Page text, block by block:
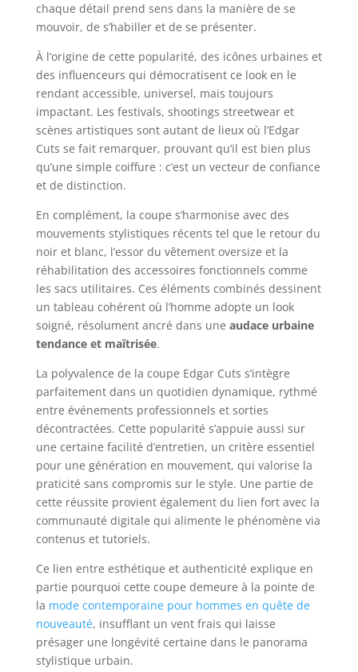
chaque détail prend sens dans la manière de se
mouvoir, de s’habiller et de se présenter.
À l’origine de cette popularité, des icônes urbaines et
des influenceurs qui démocratisent ce look en le
rendant accessible, universel, mais toujours
impactant. Les festivals, shootings streetwear et
scènes artistiques sont autant de lieux où l’Edgar
Cuts se fait remarquer, prouvant qu’il est bien plus
qu’une simple coiffure : c’est un vecteur de confiance
et de distinction.
En complément, la coupe s’harmonise avec des
mouvements stylistiques récents tel que le retour du
noir et blanc, l’essor du vêtement oversize et la
réhabilitation des accessoires fonctionnels comme
les sacs utilitaires. Ces éléments combinés dessinent
un tableau cohérent où l’homme adopte un look
soigné, résolument ancré dans une audace urbaine
tendance et maîtrisée.
La polyvalence de la coupe Edgar Cuts s’intègre
parfaitement dans un quotidien dynamique, rythmé
entre événements professionnels et sorties
décontractées. Cette popularité s’appuie aussi sur
une certaine facilité d’entretien, un critère essentiel
pour une génération en mouvement, qui valorise la
praticité sans compromis sur le style. Une partie de
cette réussite provient également du lien fort avec la
communauté digitale qui alimente le phénomène via
contenus et tutoriels.
Ce lien entre esthétique et authenticité explique en
partie pourquoi cette coupe demeure à la pointe de
la mode contemporaine pour hommes en quête de
nouveauté, insufflant un vent frais qui laisse
présager une longévité certaine dans le panorama
stylistique urbain.